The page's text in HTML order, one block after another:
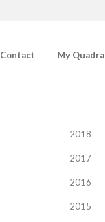
Contact My Quadra
2018
2017
2016
2015